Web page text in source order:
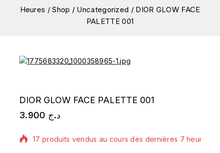
Heures / Shop / Uncategorized / DIOR GLOW FACE
PALETTE 001
DIOR GLOW FACE PALETTE 001
د.ج
17 produits vendus au cours des dernières 7 heures